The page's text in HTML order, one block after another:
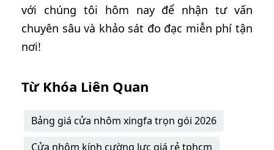
với chúng tôi hôm nay để nhận tư vấn
chuyên sâu và khảo sát đo đạc miễn phí tận
nơi!
Từ Khóa Liên Quan
Bảng giá cửa nhôm xingfa trọn gói 2026
Cửa nhôm kính cường lực giá rẻ tphcm